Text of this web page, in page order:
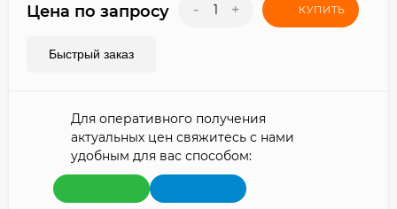
Цена по запросу - + КУПИТЬ
Быстрый заказ
Для оперативного получения
актуальных цен свяжитесь с нами
удобным для вас способом: